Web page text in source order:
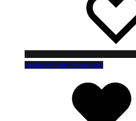
souhaits Liste de souhaits